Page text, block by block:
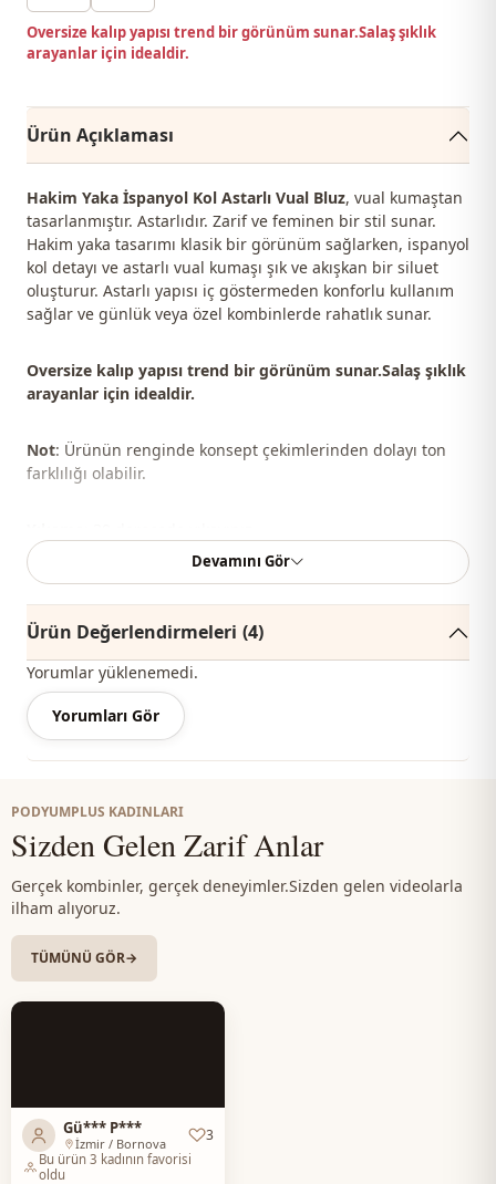
Oversize kalıp yapısı trend bir görünüm sunar.Salaş şıklık
arayanlar için idealdir.
Ürün Açıklaması
Hakim Yaka İspanyol Kol Astarlı Vual Bluz, vual kumaştan
tasarlanmıştır. Astarlıdır. Zarif ve feminen bir stil sunar.
Hakim yaka tasarımı klasik bir görünüm sağlarken, ispanyol
kol detayı ve astarlı vual kumaşı şık ve akışkan bir siluet
oluşturur. Astarlı yapısı iç göstermeden konforlu kullanım
sağlar ve günlük veya özel kombinlerde rahatlık sunar.
Oversize kalıp yapısı trend bir görünüm sunar.Salaş şıklık
arayanlar için idealdir.
Not: Ürünün renginde konsept çekimlerinden dolayı ton
farklılığı olabilir.
Şal, çanta, ayakkabı ve takılar kombin yapmak için
kullanılmıştır.
%100 Pamuk
Yaka
Mevsi̇m
Kumaş Vual
Kategori̇
Astar durumu
Dokuma ti̇pi̇ Dokuma
Kalinlik
Devamını Gör
Ürün Değerlendirmeleri (4)
Yorumlar yüklenemedi.
Yorumları Gör
PODYUMPLUS KADINLARI
Sizden Gelen Zarif Anlar
Gerçek kombinler, gerçek deneyimler.Sizden gelen videolarla
ilham alıyoruz.
TÜMÜNÜ GÖR→
Gü*** P***
İzmir / Bornova 3
Bu ürün 3 kadının favorisi
oldu